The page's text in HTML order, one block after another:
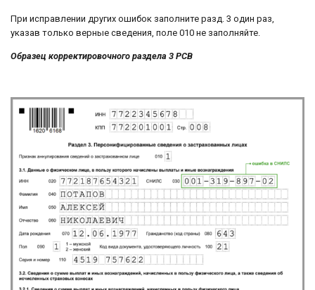
При исправлении других ошибок заполните разд. 3 один раз,
указав только верные сведения, поле 010 не заполняйте.
Образец корректировочного раздела 3 РСВ